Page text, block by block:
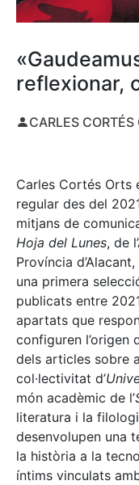
reflexionar,
CARLES CORTÉS
Carles Cortés Orts
regular des del
mitjans de
Hoja del Lunes, de
Província
una primera
publicats entre
apartats que
configuren l’origen
dels articles sobre
col·lectivitat d’
món acadèmic de l’
literatura i la
desenvolupen una
la història a la
íntims vinculats